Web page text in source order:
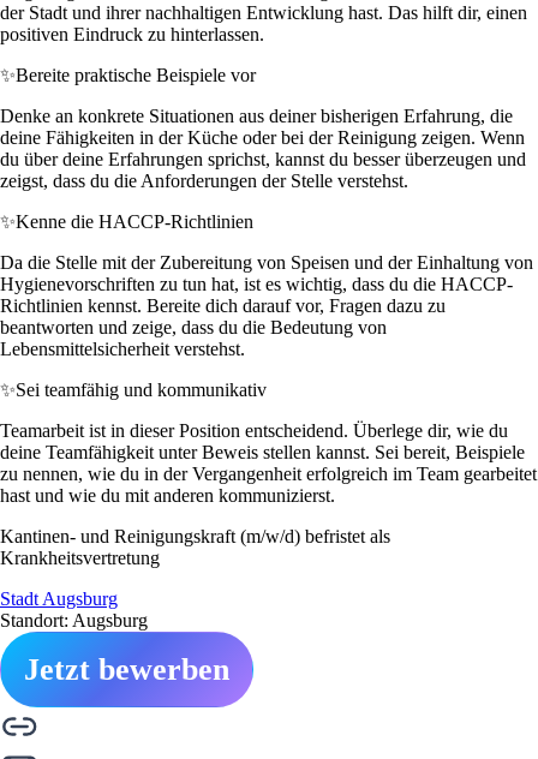
der Stadt und ihrer nachhaltigen Entwicklung hast. Das hilft dir, einen
positiven Eindruck zu hinterlassen.
✨Bereite praktische Beispiele vor
Denke an konkrete Situationen aus deiner bisherigen Erfahrung, die
deine Fähigkeiten in der Küche oder bei der Reinigung zeigen. Wenn
du über deine Erfahrungen sprichst, kannst du besser überzeugen und
zeigst, dass du die Anforderungen der Stelle verstehst.
✨Kenne die HACCP-Richtlinien
Da die Stelle mit der Zubereitung von Speisen und der Einhaltung von
Hygienevorschriften zu tun hat, ist es wichtig, dass du die HACCP-
Richtlinien kennst. Bereite dich darauf vor, Fragen dazu zu
beantworten und zeige, dass du die Bedeutung von
Lebensmittelsicherheit verstehst.
✨Sei teamfähig und kommunikativ
Teamarbeit ist in dieser Position entscheidend. Überlege dir, wie du
deine Teamfähigkeit unter Beweis stellen kannst. Sei bereit, Beispiele
zu nennen, wie du in der Vergangenheit erfolgreich im Team gearbeitet
hast und wie du mit anderen kommunizierst.
Kantinen- und Reinigungskraft (m/w/d) befristet als
Krankheitsvertretung
Stadt Augsburg
Standort: Augsburg
Jetzt bewerben